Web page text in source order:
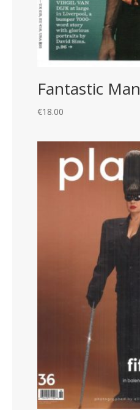
Fantastic Man
€18.00